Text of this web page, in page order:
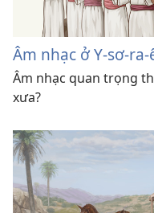
Âm nhạc ở Y-sơ-
Âm nhạc quan trọng
xưa?